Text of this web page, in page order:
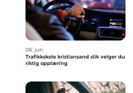
06. jun
Trafikkskole kristiansand slik velger du
riktig opplæring